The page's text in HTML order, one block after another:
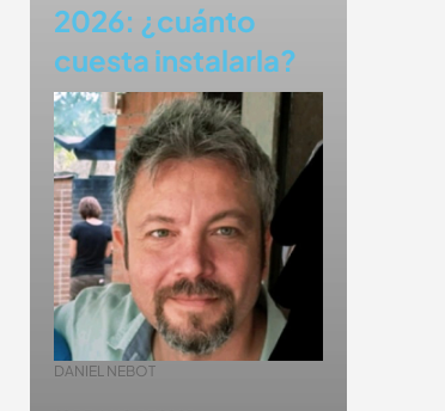
2026: ¿cuánto
cuesta instalarla?
DANIEL NEBOT